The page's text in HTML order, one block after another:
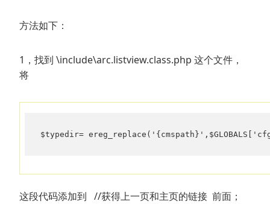
方法如下：
1，找到 \include\arc.listview.class.php 这个文件，
将
$typedir=
这段代码添加到 //获得上一页和主页的链接 前面；